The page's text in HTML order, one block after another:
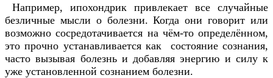
Например, ипохондрик привлекает все случайные
безличные мысли о болезни. Когда они говорит или
возможно сосредотачивается на чём-то определённом,
это прочно устанавливается как состояние сознания,
часто вызывая болезнь и добавляя энергию и силу к
уже установленной сознанием болезни.